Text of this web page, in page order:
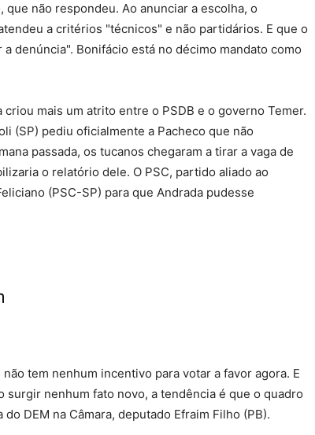
não respondeu. Ao anunciar a escolha, o
a critérios "técnicos" e não partidários. E que o
denúncia". Bonifácio está no décimo mandato como
mais um atrito entre o PSDB e o governo Temer.
(SP) pediu oficialmente a Pacheco que não
passada, os tucanos chegaram a tirar a vaga de
o relatório dele. O PSC, partido aliado ao
(PSC-SP) para que Andrada pudesse
tem nenhum incentivo para votar a favor agora. E
surgir nenhum fato novo, a tendência é que o quadro
DEM na Câmara, deputado Efraim Filho (PB).